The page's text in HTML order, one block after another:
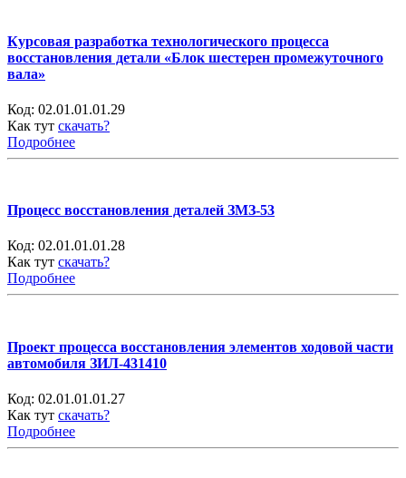
Курсовая разработка технологического процесса
восстановления детали «Блок шестерен промежуточного
вала»
Код: 02.01.01.01.29
Как тут скачать?
Подробнее
Процесс восстановления деталей ЗМЗ-53
Код: 02.01.01.01.28
Как тут скачать?
Подробнее
Проект процесса восстановления элементов ходовой части
автомобиля ЗИЛ-431410
Код: 02.01.01.01.27
Как тут скачать?
Подробнее